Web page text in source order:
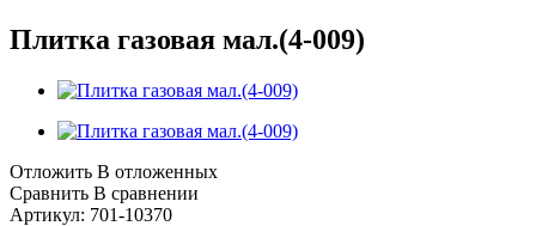
Плитка газовая мал.(4-009)
Отложить В отложенных
Сравнить В сравнении
Артикул: 701-10370